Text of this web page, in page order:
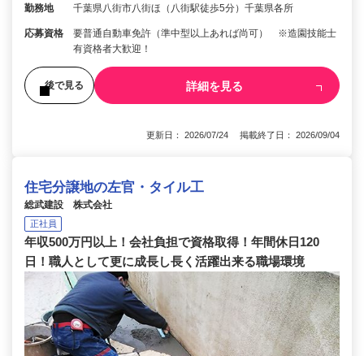
勤務地 千葉県八街市八街ほ（八街駅徒歩5分）千葉県各所
応募資格
要普通自動車免許（準中型以上あれば尚可） ※造園技能士
有資格者大歓迎！
後で見る 詳細を見る
更新日： 2026/07/24 掲載終了日： 2026/09/04
住宅分譲地の左官・タイル工
総武建設 株式会社
正社員
年収500万円以上！会社負担で資格取得！年間休日120
日！職人として更に成長し長く活躍出来る職場環境